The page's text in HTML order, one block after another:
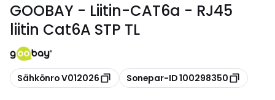
GOOBAY - Liitin-CAT6a - RJ45
liitin Cat6A STP TL
Kopioi
Sähkönro V012026 Kopioi
Sonepar-ID 100298350